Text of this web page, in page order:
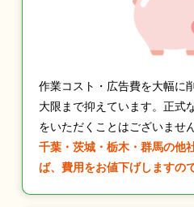
作業コスト・広告費を大幅に
大限まで抑えています。正式
をいただくことはございません
千葉・茨城・栃木・群馬の他
ば、費用をお値下げしますの